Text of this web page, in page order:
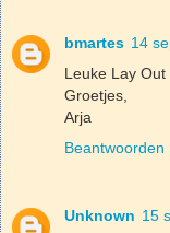
bmartes 14
Leuke Lay
Groetjes,
Arja
Beantwoorden
Unknown 15